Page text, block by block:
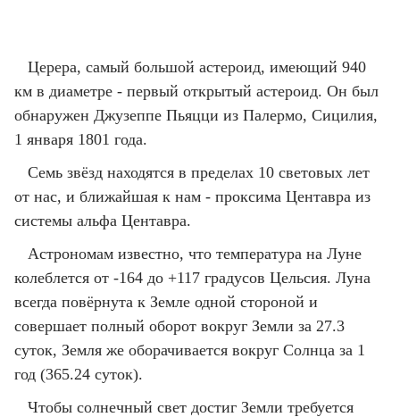
Церера, самый большой астероид, имеющий 940
км в диаметре - первый открытый астероид. Он был
обнаружен Джузеппе Пьяцци из Палермо, Сицилия,
1 января 1801 года.
Семь звёзд находятся в пределах 10 световых лет
от нас, и ближайшая к нам - проксима Центавра из
системы альфа Центавра.
Астрономам известно, что температура на Луне
колеблется от -164 до +117 градусов Цельсия. Луна
всегда повёрнута к Земле одной стороной и
совершает полный оборот вокруг Земли за 27.3
суток, Земля же оборачивается вокруг Солнца за 1
год (365.24 суток).
Чтобы солнечный свет достиг Земли требуется